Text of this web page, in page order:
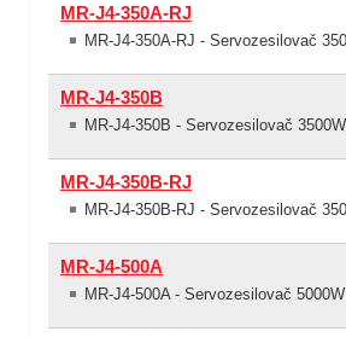
MR-J4-350A-RJ
MR-J4-350A-RJ - Servozesilovač
MR-J4-350B
MR-J4-350B - Servozesilovač
MR-J4-350B-RJ
MR-J4-350B-RJ - Servozesilovač
MR-J4-500A
MR-J4-500A - Servozesilovač 5000W